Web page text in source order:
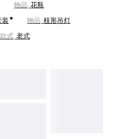
物品 花瓶
装 物品 枝形吊灯
款式 老式